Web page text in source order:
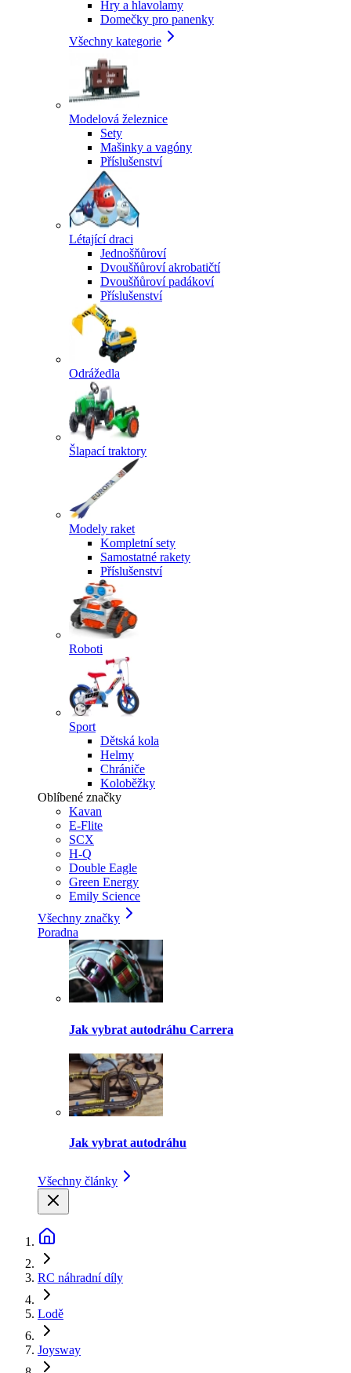
Hry a hlavolamy
Domečky pro panenky
Všechny kategorie
Modelová železnice
Sety
Mašinky a vagóny
Příslušenství
Létající draci
Jednošňůroví
Dvoušňůroví akrobatičtí
Dvoušňůroví padákoví
Příslušenství
Odrážedla
Šlapací traktory
Modely raket
Kompletní sety
Samostatné rakety
Příslušenství
Roboti
Sport
Dětská kola
Helmy
Chrániče
Koloběžky
Oblíbené značky
Kavan
E-Flite
SCX
H-Q
Double Eagle
Green Energy
Emily Science
Všechny značky
Poradna
Jak vybrat autodráhu Carrera
Jak vybrat autodráhu
Všechny články
RC náhradní díly
Lodě
Joysway